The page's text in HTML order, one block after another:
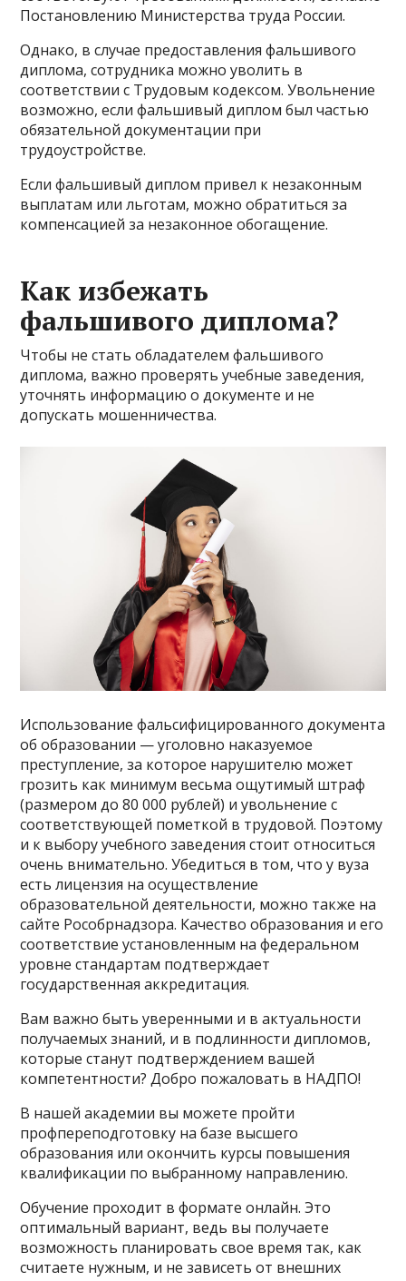
Постановлению Министерства труда России.
Однако, в случае предоставления фальшивого
диплома, сотрудника можно уволить в
соответствии с Трудовым кодексом. Увольнение
возможно, если фальшивый диплом был частью
обязательной документации при
трудоустройстве.
Если фальшивый диплом привел к незаконным
выплатам или льготам, можно обратиться за
компенсацией за незаконное обогащение.
Как избежать
фальшивого диплома?
Чтобы не стать обладателем фальшивого
диплома, важно проверять учебные заведения,
уточнять информацию о документе и не
допускать мошенничества.
Использование фальсифицированного документа
об образовании — уголовно наказуемое
преступление, за которое нарушителю может
грозить как минимум весьма ощутимый штраф
(размером до 80 000 рублей) и увольнение с
соответствующей пометкой в трудовой. Поэтому
и к выбору учебного заведения стоит относиться
очень внимательно. Убедиться в том, что у вуза
есть лицензия на осуществление
образовательной деятельности, можно также на
сайте Рособрнадзора. Качество образования и его
соответствие установленным на федеральном
уровне стандартам подтверждает
государственная аккредитация.
Вам важно быть уверенными и в актуальности
получаемых знаний, и в подлинности дипломов,
которые станут подтверждением вашей
компетентности? Добро пожаловать в НАДПО!
В нашей академии вы можете пройти
профпереподготовку на базе высшего
образования или окончить курсы повышения
квалификации по выбранному направлению.
Обучение проходит в формате онлайн. Это
оптимальный вариант, ведь вы получаете
возможность планировать свое время так, как
считаете нужным, и не зависеть от внешних